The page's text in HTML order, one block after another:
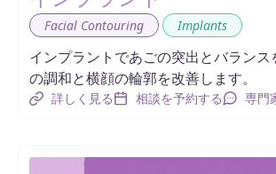
Facial Contouring Implants
インプラントであごの突出とバラン
の調和と横顔の輪郭を改善します。
詳しく見る 相談を予約する 専門